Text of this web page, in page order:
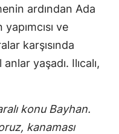
ardından Ada
ve
karşısında
yaşadı. Ilıcalı,
konu Bayhan.
kanaması